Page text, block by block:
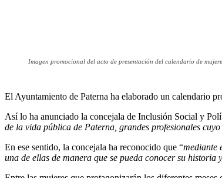
Imagen promocional del acto de presentación del calendario de
El Ayuntamiento de Paterna ha elaborado un calendario
Así lo ha anunciado la concejala de Inclusión Social y
de la vida pública de Paterna , grandes profesionales
En ese sentido, la concejala ha reconocido que “mediante
una de ellas de manera que se pueda conocer su historia